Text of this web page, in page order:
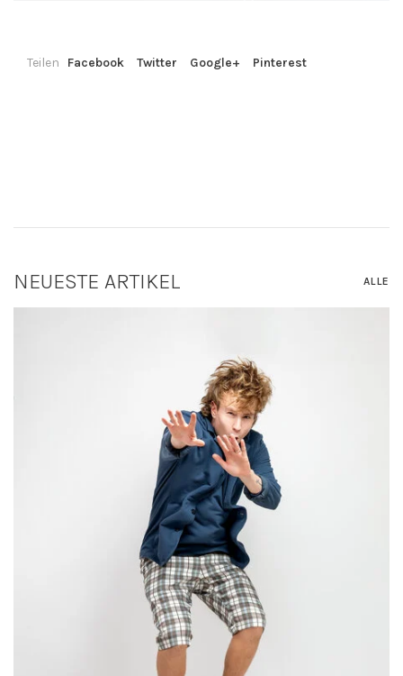
Teilen Facebook Twitter Google+ Pinterest
NEUESTE ARTIKEL ALLE